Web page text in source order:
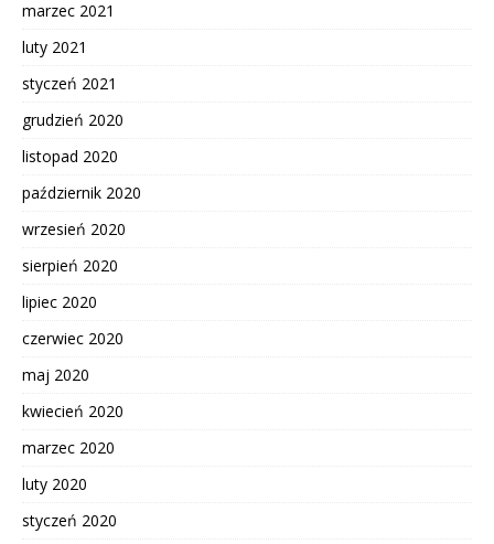
marzec 2021
luty 2021
styczeń 2021
grudzień 2020
listopad 2020
październik 2020
wrzesień 2020
sierpień 2020
lipiec 2020
czerwiec 2020
maj 2020
kwiecień 2020
marzec 2020
luty 2020
styczeń 2020